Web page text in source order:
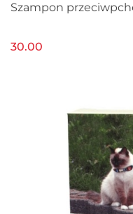
Szampon
30.00